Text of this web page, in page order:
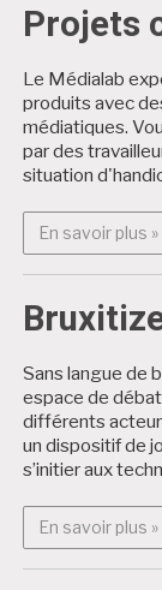
Projets
Le Médialab
produits avec
médiatiques.
par des
situation
En savoir plus »
Sans langue de
espace de
différents
un dispositif de
s’initier aux
En savoir plus »